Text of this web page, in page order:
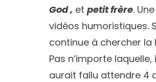
God , et petit frère.
vidéos humoristiques.
continue à chercher la
Pas n’importe
aurait fallu attendre 4